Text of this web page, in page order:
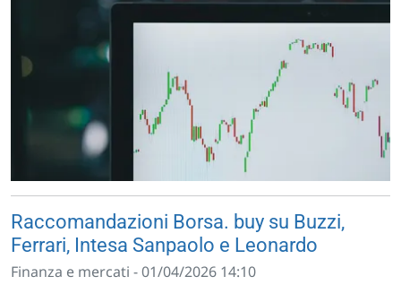
Raccomandazioni Borsa. buy su Buzzi,
Ferrari, Intesa Sanpaolo e Leonardo
Finanza e mercati - 01/04/2026 14:10